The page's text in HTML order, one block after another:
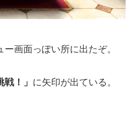
画面っぽい所に出たぞ。
！」 に矢印が出ている。